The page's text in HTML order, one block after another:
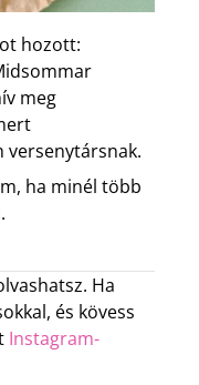
hozott:
meg
versenytársnak.
ha minél több
Ha
és kövess
Instagram-